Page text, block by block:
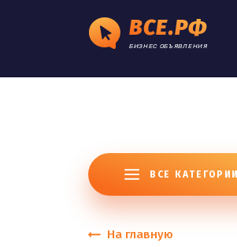
ВСЕ.РФ
БИЗНЕС ОБЪЯВЛЕНИЯ
ВСЕ КАТЕГОРИИ
На главную